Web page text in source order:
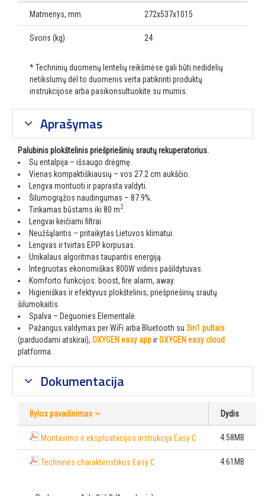
Matmenys, mm 272x537x1015
Svoris (kg) 24
* Techninių duomenų lentelių reikšmėse gali būti nedidelių
netikslumų dėl to duomenis verta patikrinti produktų
instrukcijose arba pasikonsultuokite su mumis.
Aprašymas
Palubinis plokštelinis priešpriešinių srautų rekuperatorius.
Su entalpija – išsaugo drėgmę.
Vienas kompaktiškiausių – vos 27.2 cm aukščio.
Lengva montuoti ir paprasta valdyti.
Šilumogrąžos naudingumas – 87.9%.
Tinkamas būstams iki 80 m2.
Lengvai keičiami filtrai.
Neužšąlantis – pritaikytas Lietuvos klimatui.
Lengvas ir tvirtas EPP korpusas.
Unikalaus algoritmas taupantis energiją.
Integruotas ekonomiškas 800W vidinis pašildytuvas.
Komforto funkcijos: boost, fire alarm, away.
Higieniškas ir efektyvus plokštelinis, priešpriešinių srautų
šilumokaitis.
Spalva – Deguonies Elementalė.
Pažangus valdymas per WiFi arba Bluetooth su 3in1 pultais
(parduodami atskirai), OXYGEN easy appirOXYGEN easy cloud
platforma.
Dokumentacija
Bylos pavadinimas Dydis
Montavimo ir eksploatacijos instrukcija Easy C 4.58MB
Techninės charakteristikos Easy C 4.61MB